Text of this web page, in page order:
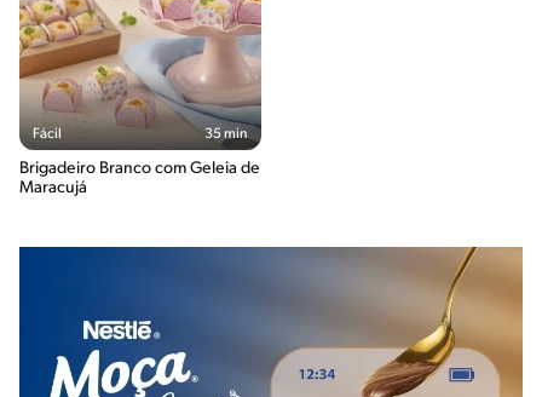
Fácil 35 min
Brigadeiro Branco com Geleia de
Maracujá